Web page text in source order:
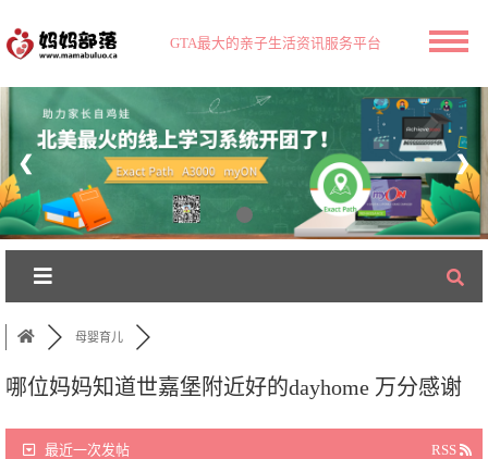
GTA最大的亲子生活资讯服务平台
❮ ❯
母婴育儿
哪位妈妈知道世嘉堡附近好的dayhome 万分感谢
最近一次发帖 RSS